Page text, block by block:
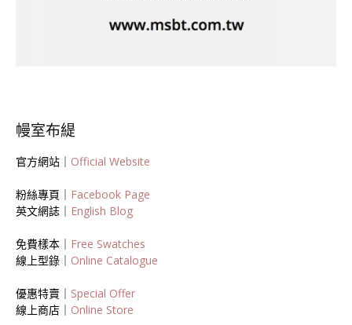
幔室布緹
官方網站｜ Official Website
粉絲專頁｜ Facebook Page
英文網誌｜ English Blog
免費樣本｜ Free Swatches
線上型錄｜ Online Catalogue
優惠特賣｜ Special Offer
線上商店｜ Online Store